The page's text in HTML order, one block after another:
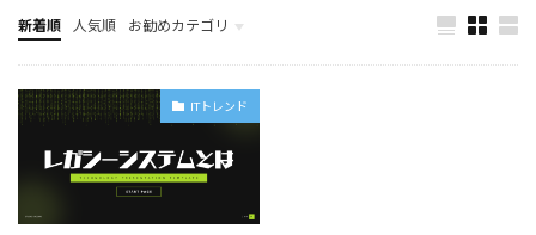
新着順 人気順 お勧めカテゴリ
最新IT導入事例
ITトレンド